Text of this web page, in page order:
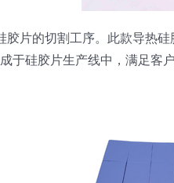
片的切割工序。此款导热
于硅胶片生产线中，满足客